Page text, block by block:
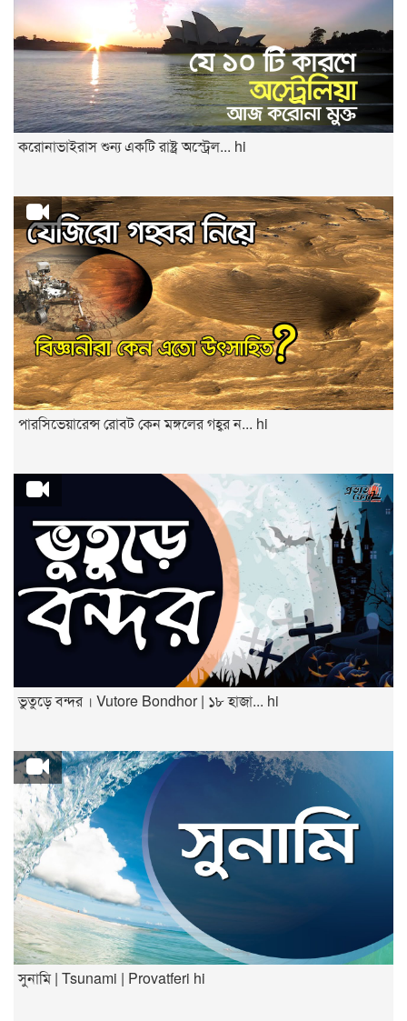
করোনাভাইরাস শুন্য একটি রাষ্ট্র অস্ট্রেল... hi
পারসিভেয়ারেন্স রোবট কেন মঙ্গলের গহ্বর ন... hi
ভুতুড়ে বন্দর । Vutore Bondhor | ১৮ হাজা... hi
সুনামি | Tsunami | Provatferi hi